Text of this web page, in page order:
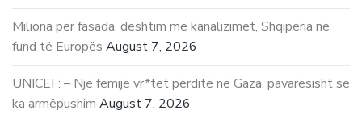
Miliona për fasada, dështim me kanalizimet, Shqipëria në
fund të Europës August 7, 2026
UNICEF: – Një fëmijë vr*tet përditë në Gaza, pavarësisht se
ka armëpushim August 7, 2026